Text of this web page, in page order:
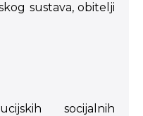
sustava, obitelji
socijalnih